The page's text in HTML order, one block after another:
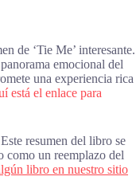
de ‘Tie Me’ interesante.
emocional del
una experiencia rica
está el enlace para
resumen del libro se
como un reemplazo del
libro en nuestro sitio